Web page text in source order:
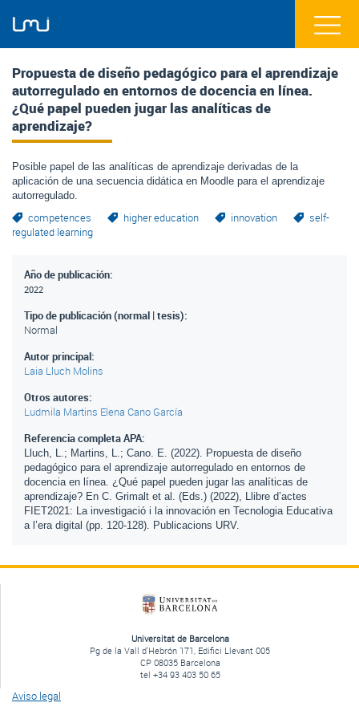
Propuesta de diseño pedagógico para el aprendizaje
autorregulado en entornos de docencia en línea.
¿Qué papel pueden jugar las analíticas de
aprendizaje?
Posible papel de las analíticas de aprendizaje derivadas de la
aplicación de una secuencia didática en Moodle para el aprendizaje
autorregulado.
competences higher education innovation
self-
regulated learning
Año de publicación:
2022
Tipo de publicación (normal | tesis):
Normal
Autor principal:
Laia Lluch Molins
Otros autores:
Ludmila Martins Elena Cano García
Referencia completa APA:
Lluch, L.; Martins, L.; Cano. E. (2022). Propuesta de diseño
pedagógico para el aprendizaje autorregulado en entornos de
docencia en línea. ¿Qué papel pueden jugar las analíticas de
aprendizaje? En C. Grimalt et al. (Eds.) (2022), Llibre d’actes
FIET2021: La investigació i la innovación en Tecnologia Educativa
a l’era digital (pp. 120-128). Publicacions URV.
Universitat de Barcelona
Pg de la Vall d'Hebrón 171, Edifici Llevant 005
CP 08035 Barcelona
tel +34 93 403 50 65
Aviso legal